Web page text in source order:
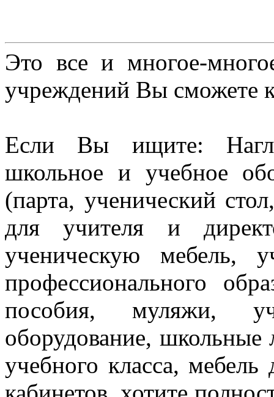
Это все и многое-
учреждений Вы сможете
Если Вы ищите:
школьное и учебное
(парта, ученический
для учителя и
ученическую мебель,
профессионального
пособия, муляжи,
оборудование, школьные
учебного класса,